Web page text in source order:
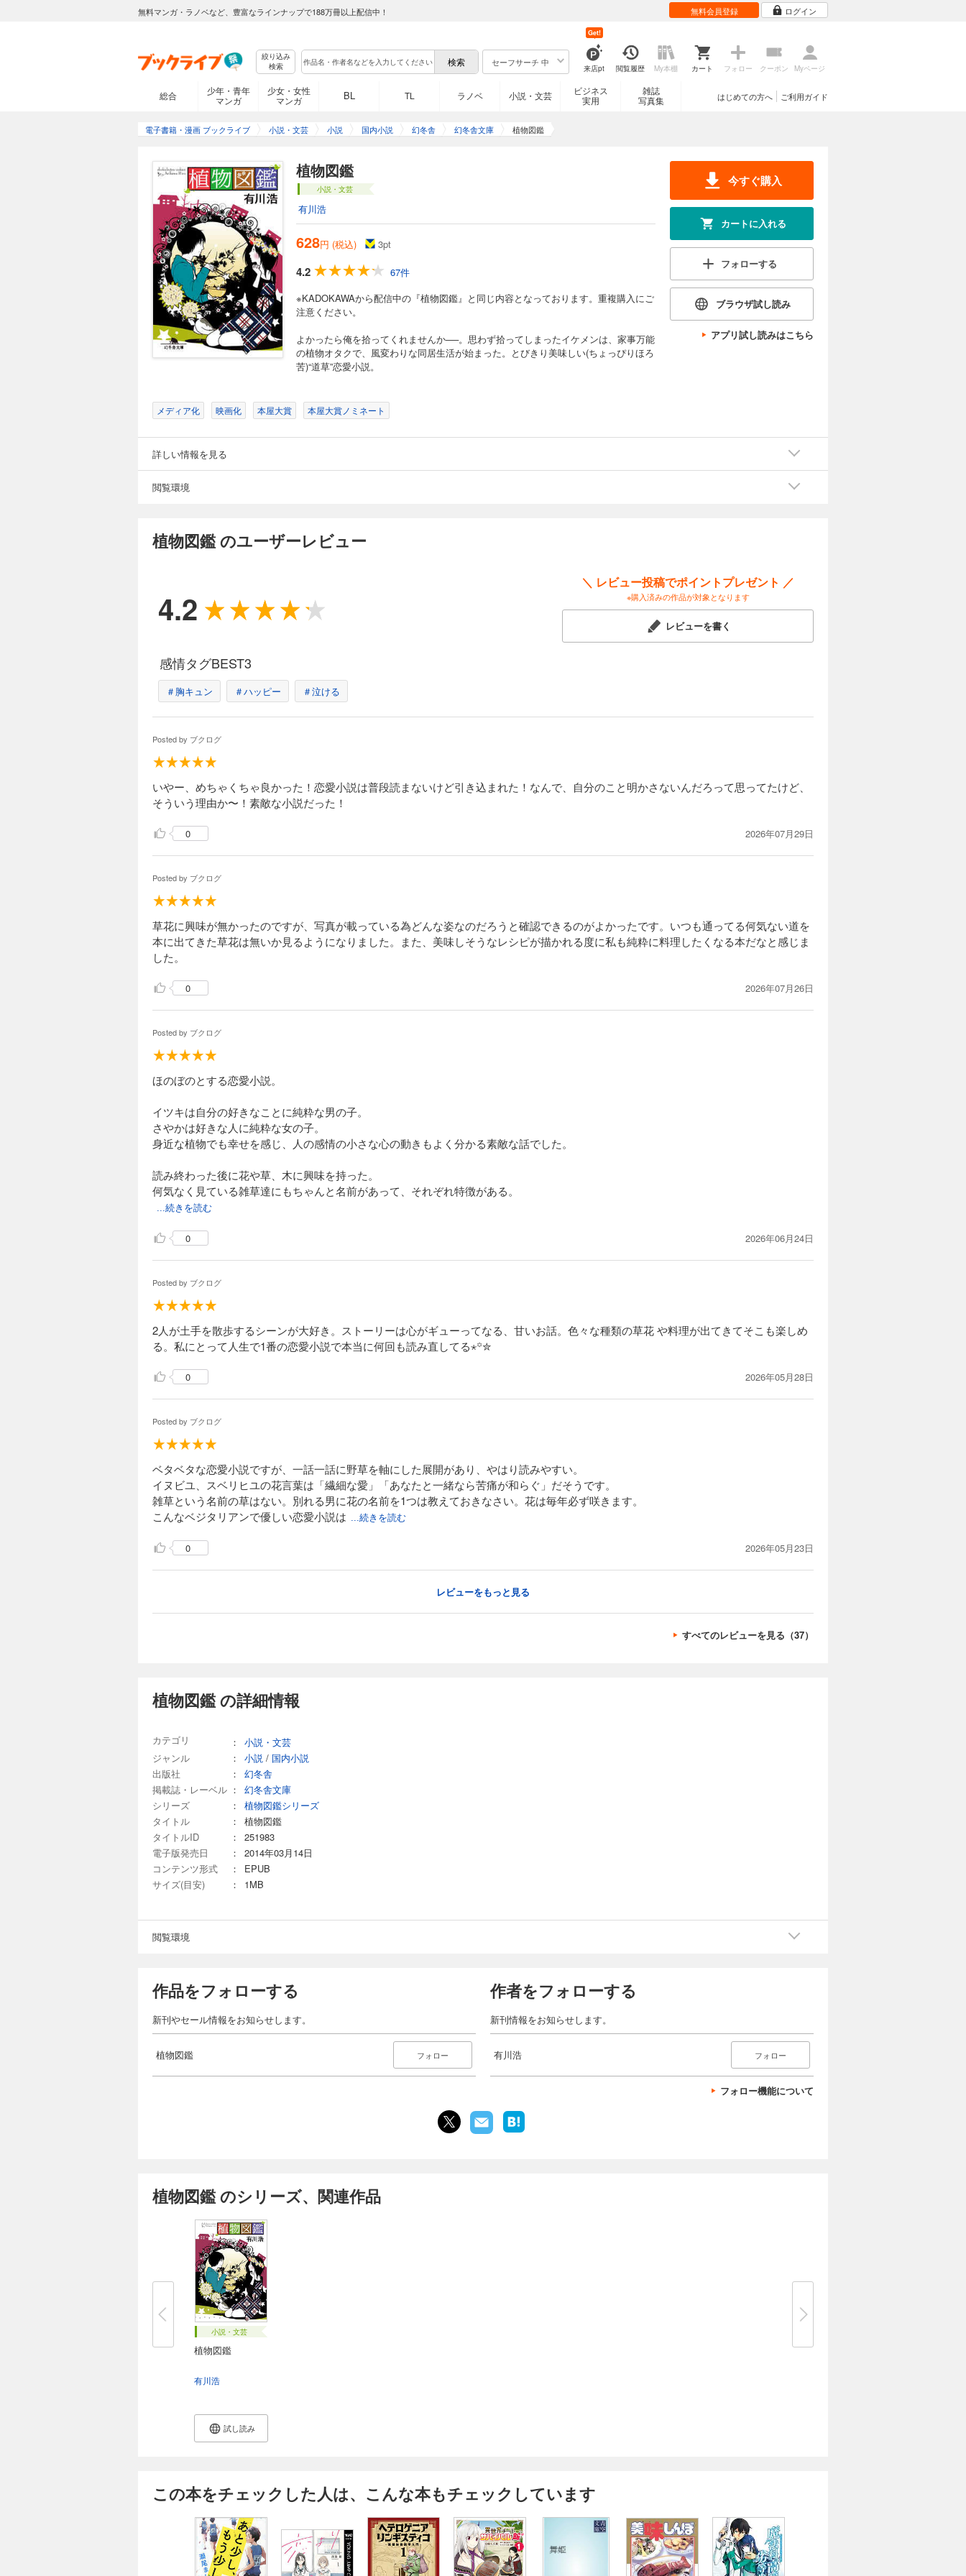
無料マンガ・ラノベなど、豊富なラインナップで188万冊以上配信中！ 無料会員登録 ログイン
絞り込み
検索
セーフサーチ 中
来店pt
Get!
閲覧履歴 My本棚 カート フォロー クーポン Myページ
総合
少年・青年
マンガ
少女・女性
マンガ
BL TL ラノベ 小説・文芸
ビジネス
実用
雑誌
写真集
ご利用ガイド
はじめての方へ
電子書籍・漫画 ブックライブ 小説・文芸 小説 国内小説 幻冬舎 幻冬舎文庫 植物図鑑
植物図鑑
小説・文芸
有川浩
628円 (税込) 3pt
4.2
67件
※KADOKAWAから配信中の『植物図鑑』と同じ内容となっております。重複購入にご
注意ください。
よかったら俺を拾ってくれませんか──。思わず拾ってしまったイケメンは、家事万能
の植物オタクで、風変わりな同居生活が始まった。とびきり美味しい(ちょっぴりほろ
苦)“道草”恋愛小説。
今すぐ購入
カートに入れる
フォローする
ブラウザ試し読み
アプリ試し読みはこちら
メディア化 映画化 本屋大賞 本屋大賞ノミネート
詳しい情報を見る
閲覧環境
植物図鑑 のユーザーレビュー
4.2
＼ レビュー投稿でポイントプレゼント ／
※購入済みの作品が対象となります
レビューを書く
感情タグBEST3
＃胸キュン ＃ハッピー ＃泣ける
Posted by ブクログ
いやー、めちゃくちゃ良かった！恋愛小説は普段読まないけど引き込まれた！なんで、自分のこと明かさないんだろって思ってたけど、
そういう理由か〜！素敵な小説だった！
0 2026年07月29日
Posted by ブクログ
草花に興味が無かったのですが、写真が載っている為どんな姿なのだろうと確認できるのがよかったです。いつも通ってる何気ない道を
本に出てきた草花は無いか見るようになりました。また、美味しそうなレシピが描かれる度に私も純粋に料理したくなる本だなと感じま
した。
0 2026年07月26日
Posted by ブクログ
ほのぼのとする恋愛小説。
イツキは自分の好きなことに純粋な男の子。
さやかは好きな人に純粋な女の子。
身近な植物でも幸せを感じ、人の感情の小さな心の動きもよく分かる素敵な話でした。
読み終わった後に花や草、木に興味を持った。
何気なく見ている雑草達にもちゃんと名前があって、それぞれ特徴がある。
...続きを読む
0 2026年06月24日
Posted by ブクログ
2人が土手を散歩するシーンが大好き。ストーリーは心がギューってなる、甘いお話。色々な種類の草花 や料理が出てきてそこも楽しめ
る。私にとって人生で1番の恋愛小説で本当に何回も読み直してる⋆꙳✮
0 2026年05月28日
Posted by ブクログ
ベタベタな恋愛小説ですが、一話一話に野草を軸にした展開があり、やはり読みやすい。
イヌビユ、スベリヒユの花言葉は「繊細な愛」「あなたと一緒なら苦痛が和らぐ」だそうです。
雑草という名前の草はない。別れる男に花の名前を1つは教えておきなさい。花は毎年必ず咲きます。
こんなベジタリアンで優しい恋愛小説は ...続きを読む
0 2026年05月23日
レビューをもっと見る
すべてのレビューを見る（37）
植物図鑑 の詳細情報
カテゴリ ：
小説・文芸
ジャンル
： 小説 / 国内小説
出版社
：
幻冬舎
掲載誌・レーベル ：
幻冬舎文庫
シリーズ
：
植物図鑑シリーズ
タイトル
：
植物図鑑
タイトルID
：
251983
電子版発売日
：
2014年03月14日
コンテンツ形式
：
EPUB
サイズ(目安)
： 1MB
閲覧環境
作品をフォローする
新刊やセール情報をお知らせします。
植物図鑑 フォロー
作者をフォローする
新刊情報をお知らせします。
有川浩 フォロー
フォロー機能について
植物図鑑 のシリーズ、関連作品
小説・文芸
植物図鑑
有川浩
試し読み
この本をチェックした人は、こんな本もチェックしています